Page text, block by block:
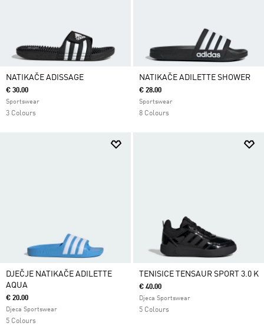
NATIKAČE ADISSAGE
€ 30.00
Sportswear
3 Colours
NATIKAČE ADILETTE SHOWER
€ 28.00
Sportswear
8 Colours
DJEČJE NATIKAČE ADILETTE
AQUA
€ 20.00
Djeca Sportswear
5 Colours
TENISICE TENSAUR SPORT 3.0 K
€ 40.00
Djeca Sportswear
5 Colours